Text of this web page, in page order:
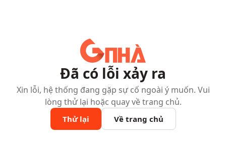
Đã có lỗi xảy ra
Xin lỗi, hệ thống đang gặp sự cố ngoài ý muốn. Vui
lòng thử lại hoặc quay về trang chủ.
Thử lại Về trang chủ